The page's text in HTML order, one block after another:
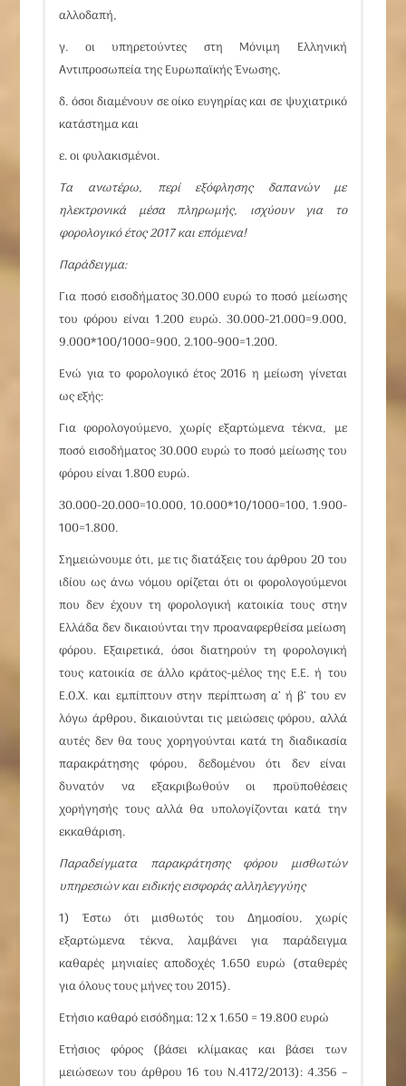
αλλοδαπή,
γ. οι υπηρετούντες στη Μόνιμη Ελληνική
Αντιπροσωπεία της Ευρωπαϊκής Ένωσης,
δ. όσοι διαμένουν σε οίκο ευγηρίας και σε ψυχιατρικό
κατάστημα και
ε. οι φυλακισμένοι.
Τα ανωτέρω, περί εξόφλησης δαπανών με
ηλεκτρονικά μέσα πληρωμής, ισχύουν για το
φορολογικό έτος 2017 και επόμενα!
Παράδειγμα:
Για ποσό εισοδήματος 30.000 ευρώ το ποσό μείωσης
του φόρου είναι 1.200 ευρώ. 30.000-21.000=9.000,
9.000*100/1000=900, 2.100-900=1.200.
Ενώ για το φορολογικό έτος 2016 η μείωση γίνεται
ως εξής:
Για φορολογούμενο, χωρίς εξαρτώμενα τέκνα, με
ποσό εισοδήματος 30.000 ευρώ το ποσό μείωσης του
φόρου είναι 1.800 ευρώ.
30.000-20.000=10.000, 10.000*10/1000=100, 1.900-
100=1.800.
Σημειώνουμε ότι, με τις διατάξεις του άρθρου 20 του
ιδίου ως άνω νόμου ορίζεται ότι οι φορολογούμενοι
που δεν έχουν τη φορολογική κατοικία τους στην
Ελλάδα δεν δικαιούνται την προαναφερθείσα μείωση
φόρου. Εξαιρετικά, όσοι διατηρούν τη φορολογική
τους κατοικία σε άλλο κράτος-μέλος της Ε.Ε. ή του
Ε.Ο.Χ. και εμπίπτουν στην περίπτωση α’ ή β’ του εν
λόγω άρθρου, δικαιούνται τις μειώσεις φόρου, αλλά
αυτές δεν θα τους χορηγούνται κατά τη διαδικασία
παρακράτησης φόρου, δεδομένου ότι δεν είναι
δυνατόν να εξακριβωθούν οι προϋποθέσεις
χορήγησής τους αλλά θα υπολογίζονται κατά την
εκκαθάριση.
Παραδείγματα παρακράτησης φόρου μισθωτών
υπηρεσιών και ειδικής εισφοράς αλληλεγγύης
1) Έστω ότι μισθωτός του Δημοσίου, χωρίς
εξαρτώμενα τέκνα, λαμβάνει για παράδειγμα
καθαρές μηνιαίες αποδοχές 1.650 ευρώ (σταθερές
για όλους τους μήνες του 2015).
Ετήσιο καθαρό εισόδημα: 12 x 1.650 = 19.800 ευρώ
Ετήσιος φόρος (βάσει κλίμακας και βάσει των
μειώσεων του άρθρου 16 του N.4172/2013): 4.356 –